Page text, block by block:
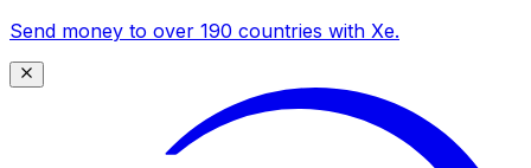
Send money to over 190 countries with Xe.